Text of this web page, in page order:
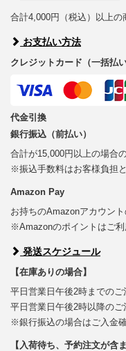
合計4,000円（税込）以上
お支払い方法
クレジットカード（一括払い
代金引換
銀行振込（前払い）
合計が15,000円以上の場合
※振込手数料はお客様負担と
Amazon Pay
お持ちのAmazonアカウン
※Amazonのポイントはご利
発送スケジュール
【在庫ありの場合】
平日営業日午後2時までのご
平日営業日午後2時以降の
※銀行振込の場合はご入金
【入荷待ち、予約注文が含